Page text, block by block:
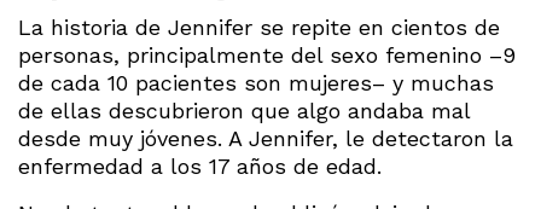
La historia de Jennifer se repite en cientos de
personas, principalmente del sexo femenino ­–9
de cada 10 pacientes son mujeres– y muchas
de ellas descubrieron que algo andaba mal
desde muy jóvenes. A Jennifer, le detectaron la
enfermedad a los 17 años de edad.